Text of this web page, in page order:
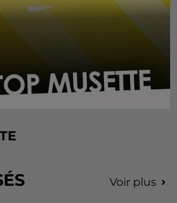
Voir plus